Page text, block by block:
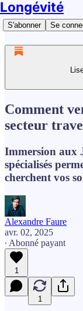
Longévité
S'abonner Se
Comment
secteur
Immersion aux
spécialisés
cherchent vos
Alexandre Faure
avr. 02, 2025
∙ Abonné payant
1
1